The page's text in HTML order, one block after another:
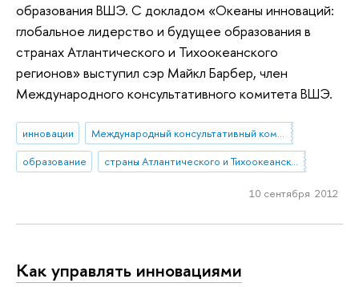
образования ВШЭ. С докладом «Океаны инноваций:
глобальное лидерство и будущее образования в
странах Атлантического и Тихоокеанского
регионов» выступил сэр Майкл Барбер, член
Международного консультативного комитета ВШЭ.
инновации
Международный консультативный комитет НИУ ВШЭ
образование
страны Атлантического и Тихоокеанского регионов
10 сентября 2012
Как управлять инновациями